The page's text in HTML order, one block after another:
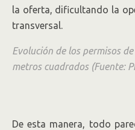
la oferta, dificultando la
transversal.
Evolución de los permisos
metros cuadrados (Fuente:
De esta manera, todo